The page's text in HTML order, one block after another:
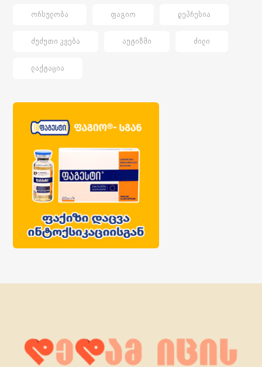
ᲝᲠᲡᲣᲚᲝᲑᲐ ᲤᲐᲒᲘᲝ ᲓᲔᲞᲠᲔᲡᲘᲐ
ᲫᲣᲫᲣᲗᲘ ᲙᲕᲔᲑᲐ ᲐᲣᲢᲘᲖᲛᲘ ᲫᲘᲚᲘ
ᲚᲐᲥᲢᲐᲪᲘᲐ